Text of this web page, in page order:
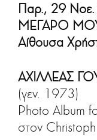
Παρ., 29
ΜΕΓΑΡΟ
Αίθουσα
ΑΧΙΛΛΕΑΣ
(γεν. 1973)
Photo Album
στον